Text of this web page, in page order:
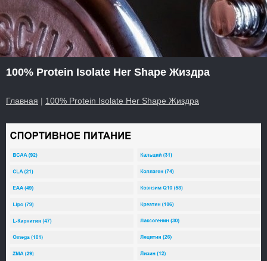
100% Protein Isolate Her Shape Жиздра
Главная | 100% Protein Isolate Her Shape Жиздра